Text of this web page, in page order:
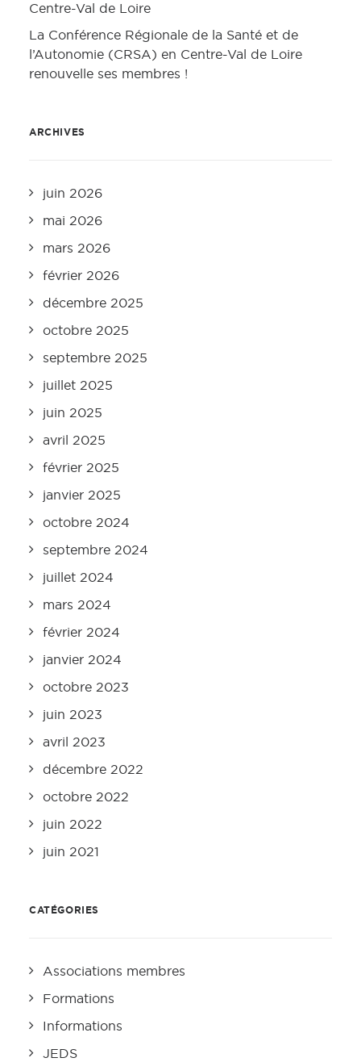
Centre-Val de Loire
La Conférence Régionale de la Santé et de
l’Autonomie (CRSA) en Centre-Val de Loire
renouvelle ses membres !
ARCHIVES
juin 2026
mai 2026
mars 2026
février 2026
décembre 2025
octobre 2025
septembre 2025
juillet 2025
juin 2025
avril 2025
février 2025
janvier 2025
octobre 2024
septembre 2024
juillet 2024
mars 2024
février 2024
janvier 2024
octobre 2023
juin 2023
avril 2023
décembre 2022
octobre 2022
juin 2022
juin 2021
CATÉGORIES
Associations membres
Formations
Informations
JEDS